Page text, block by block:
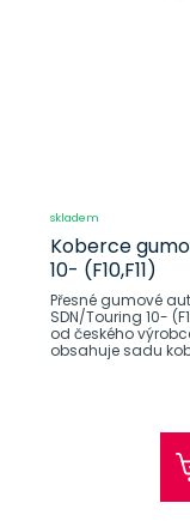
skladem
Koberce
10- (F10,F11)
Přesné gumové
SDN/Touring 10-
od českého
obsahuje sadu